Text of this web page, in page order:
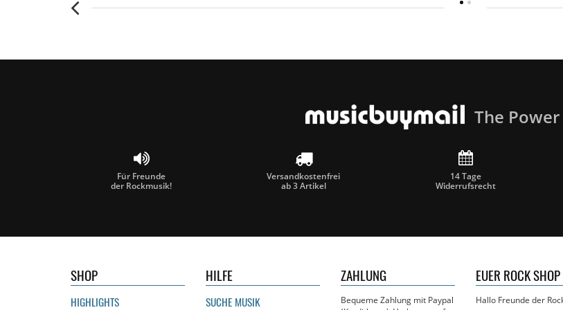
The
Für Freunde
der Rockmusik!
Versandkostenfrei
ab 3 Artikel
14 Tage
Widerrufsrecht
SHOP
HIGHLIGHTS
HILFE
SUCHE MUSIK
ZAHLUNG
Bequeme Zahlung mit Paypal
EUER ROCK SHOP
Hallo Freunde der